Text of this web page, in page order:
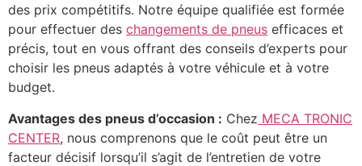
des prix compétitifs. Notre équipe qualifiée est formée
pour effectuer des changements de pneus efficaces et
précis, tout en vous offrant des conseils d’experts pour
choisir les pneus adaptés à votre véhicule et à votre
budget.
Avantages des pneus d’occasion : Chez MECA TRONIC
CENTER, nous comprenons que le coût peut être un
facteur décisif lorsqu’il s’agit de l’entretien de votre